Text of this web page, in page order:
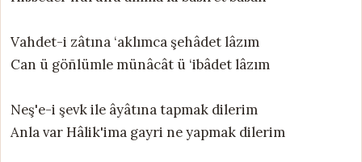
Vahdet-i zâtına ‘aklımca şehâdet lâzım
Can ü göñlümle münâcât ü ‘ibâdet lâzım
Neş'e-i şevk ile âyâtına tapmak dilerim
Anla var Hâlik'ima gayri ne yapmak dilerim